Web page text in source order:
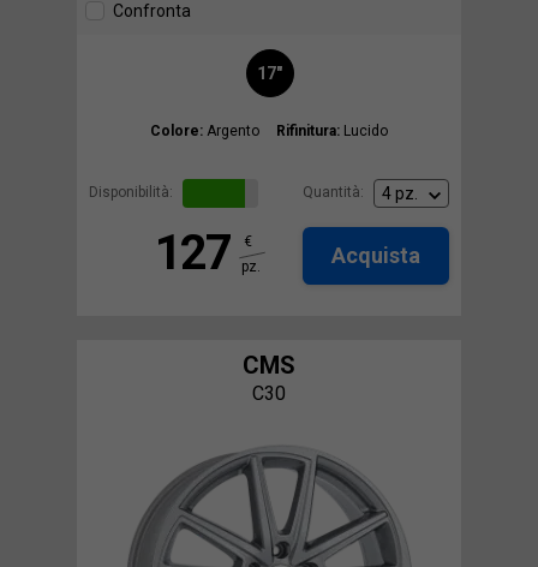
Confronta
17"
Colore: Argento Rifinitura: Lucido
Disponibilità: Quantità:
127
€
pz.
Acquista
CMS
C30